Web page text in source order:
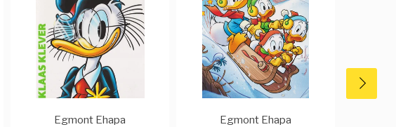
Egmont Ehapa Egmont Ehapa